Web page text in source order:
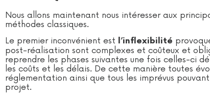
Nous allons maintenant nous intéresser aux
méthodes classiques.
Le premier inconvénient est l’inflexibilité
post-réalisation sont complexes et coûteux et
reprendre les phases suivantes une fois celles-ci
les coûts et les délais. De cette manière toutes
réglementation ainsi que tous les imprévus
projet.